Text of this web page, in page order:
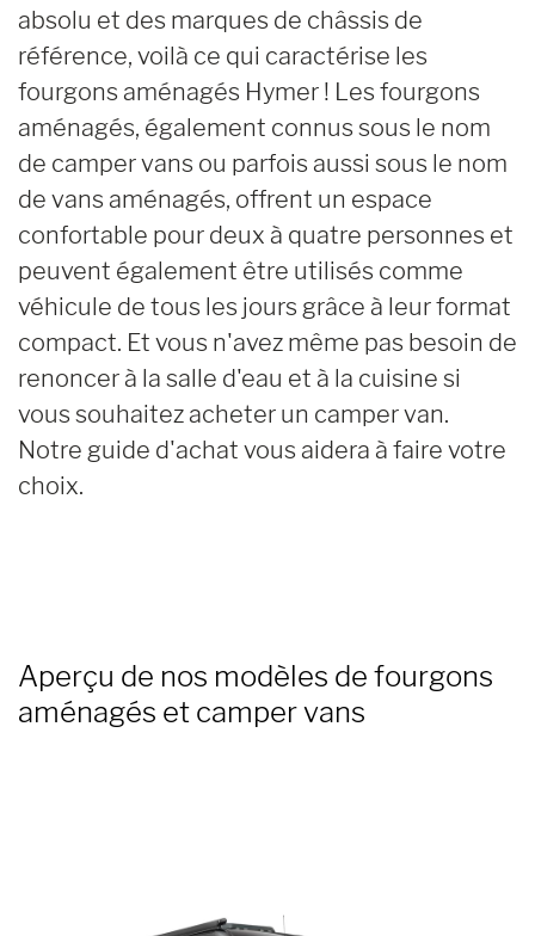
absolu et des marques de châssis de
référence, voilà ce qui caractérise les
fourgons aménagés Hymer ! Les fourgons
aménagés, également connus sous le nom
de camper vans ou parfois aussi sous le nom
de vans aménagés, offrent un espace
confortable pour deux à quatre personnes et
peuvent également être utilisés comme
véhicule de tous les jours grâce à leur format
compact. Et vous n'avez même pas besoin de
renoncer à la salle d'eau et à la cuisine si
vous souhaitez acheter un camper van.
Notre guide d'achat vous aidera à faire votre
choix.
Aperçu de nos modèles de fourgons
aménagés et camper vans